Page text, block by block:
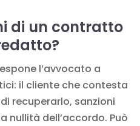
di un contratto
l’avvocato a
il cliente che contesta
recuperarlo, sanzioni
nullità dell’accordo. Può